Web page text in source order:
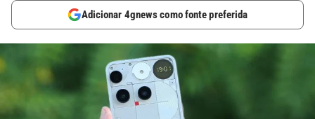
Adicionar 4gnews como fonte preferida